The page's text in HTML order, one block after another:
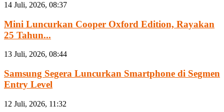
14 Juli, 2026, 08:37
Mini Luncurkan Cooper Oxford Edition, Rayakan
25 Tahun...
13 Juli, 2026, 08:44
Samsung Segera Luncurkan Smartphone di Segmen
Entry Level
12 Juli, 2026, 11:32